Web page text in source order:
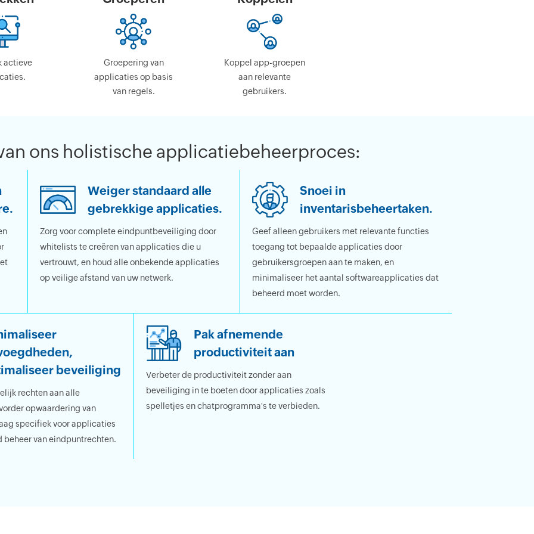
actieve
Groepering van
applicaties op basis
van regels.
Koppel app-groepen
aan relevante
gebruikers.
ons holistische applicatiebeheerproces:
Weiger standaard alle
gebrekkige applicaties.
Zorg voor complete eindpuntbeveiliging door
whitelists te creëren van applicaties die u
vertrouwt, en houd alle onbekende applicaties
op veilige afstand van uw netwerk.
Snoei in
inventarisbeheertaken.
Geef alleen gebruikers met relevante functies
toegang tot bepaalde applicaties door
gebruikersgroepen aan te maken, en
minimaliseer het aantal softwareapplicaties dat
beheerd moet worden.
beveiliging
rechten aan alle
opwaardering van
specifiek voor applicaties
van eindpuntrechten.
Pak afnemende
productiviteit aan
Verbeter de productiviteit zonder aan
beveiliging in te boeten door applicaties zoals
spelletjes en chatprogramma's te verbieden.